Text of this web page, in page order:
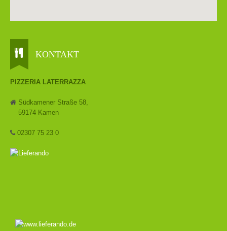
KONTAKT
PIZZERIA LATERRAZZA
Südkamener Straße 58,
59174 Kamen
02307 75 23 0